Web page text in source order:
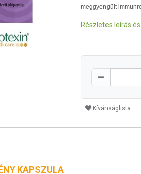
meggyengült
Részletes leírás
Kívánságlista
KAPSZULA